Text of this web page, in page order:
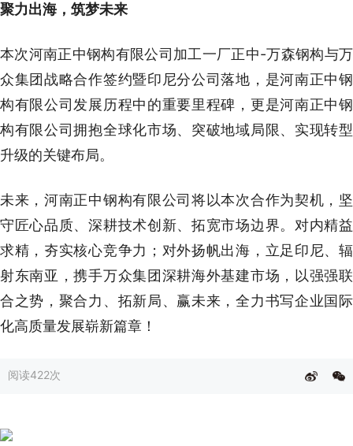
聚力出海，筑梦未来
本次河南正中钢构有限公司加工一厂正中-万森钢构与万
众集团战略合作签约暨印尼分公司落地，是河南正中钢
构有限公司发展历程中的重要里程碑，更是河南正中钢
构有限公司拥抱全球化市场、突破地域局限、实现转型
升级的关键布局。
未来，河南正中钢构有限公司将以本次合作为契机，坚
守匠心品质、深耕技术创新、拓宽市场边界。对内精益
求精，夯实核心竞争力；对外扬帆出海，立足印尼、辐
射东南亚，携手万众集团深耕海外基建市场，以强强联
合之势，聚合力、拓新局、赢未来，全力书写企业国际
化高质量发展崭新篇章！
阅读422次